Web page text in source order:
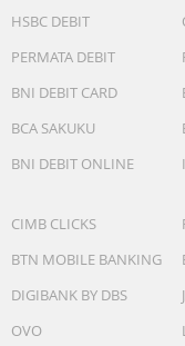
Resolution (Main
Color Depth (Main
CPU Speed
CPU Type
Penta-Core
Memori (GB)
2
HSBC DEBIT
PERMATA DEBIT
BNI DEBIT CARD
BCA SAKUKU
BNI DEBIT ONLINE
CIMB CLICKS
BTN MOBILE BANKING
DIGIBANK BY DBS
OVO